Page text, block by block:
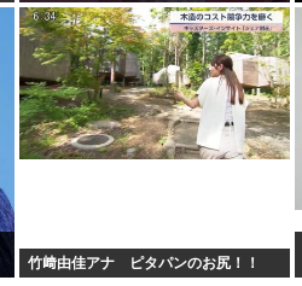
竹﨑由佳アナ ピタパンのお尻！！